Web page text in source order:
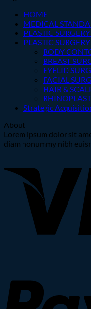
HOME
MEDICAL
PLASTIC
PLASTIC
BODY
BREAST
EYELID
FACIAL
HAIR &
Strategic
About
Lorem ipsum dolor sit
diam nonummy nibh